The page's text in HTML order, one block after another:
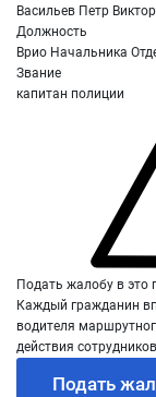
Васильев Петр
Должность
Врио Начальника
Звание
капитан полиции
Подать жалобу в
Каждый гражданин
водителя
действия
Подать